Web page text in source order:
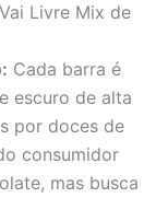
Livre Mix de
Cada barra é
escuro de alta
por doces de
consumidor
mas busca